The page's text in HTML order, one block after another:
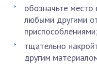
обозначьте
любыми другими
тщательно
другим